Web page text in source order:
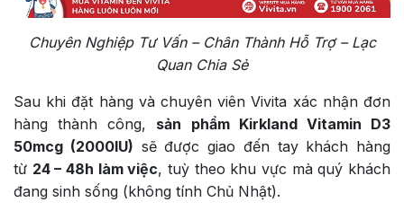
Chuyên Nghiệp Tư Vấn – Chân Thành Hỗ Trợ – Lạc
Quan Chia Sẻ
Sau khi đặt hàng và chuyên viên Vivita xác nhận đơn
hàng thành công, sản phẩm Kirkland Vitamin D3
50mcg (2000IU) sẽ được giao đến tay khách hàng
từ 24 – 48h làm việc, tuỳ theo khu vực mà quý khách
đang sinh sống (không tính Chủ Nhật).